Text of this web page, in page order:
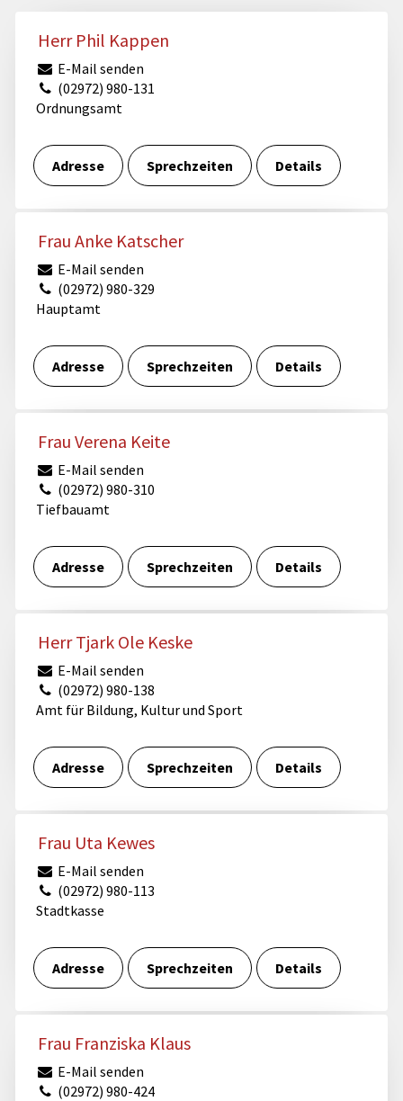
Herr Phil Kappen
E-Mail senden
(02972) 980-131
Ordnungsamt
Adresse Sprechzeiten Details
Frau Anke Katscher
E-Mail senden
(02972) 980-329
Hauptamt
Adresse Sprechzeiten Details
Frau Verena Keite
E-Mail senden
(02972) 980-310
Tiefbauamt
Adresse Sprechzeiten Details
Herr Tjark Ole Keske
E-Mail senden
(02972) 980-138
Amt für Bildung, Kultur und Sport
Adresse Sprechzeiten Details
Frau Uta Kewes
E-Mail senden
(02972) 980-113
Stadtkasse
Adresse Sprechzeiten Details
Frau Franziska Klaus
E-Mail senden
(02972) 980-424